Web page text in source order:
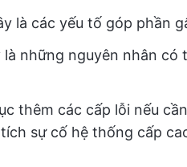
là các yếu tố góp phần
là những nguyên nhân có
thêm các cấp lỗi nếu
sự cố hệ thống cấp